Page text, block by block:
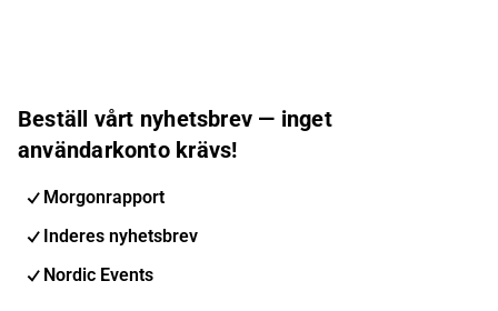
Beställ vårt nyhetsbrev — inget
användarkonto krävs!
Morgonrapport
Inderes nyhetsbrev
Nordic Events